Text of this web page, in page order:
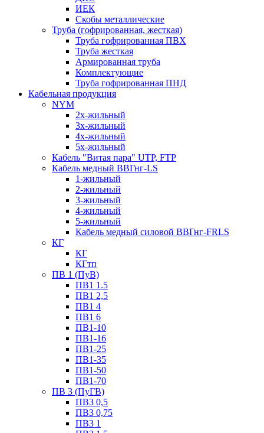
ИЕК
Скобы металлические
Труба (гофрированная, жесткая)
Труба гофрированная ПВХ
Труба жесткая
Армированная труба
Комплектующие
Труба гофрированная ПНД
Кабельная продукция
NYM
2х-жильный
3х-жильный
4х-жильный
5х-жильный
Кабель "Витая пара" UTP, FTP
Кабель медный ВВГнг-LS
1-жильный
2-жильный
3-жильный
4-жильный
5-жильный
Кабель медный силовой ВВГнг-FRLS
КГ
КГ
КГтп
ПВ 1 (ПуВ)
ПВ1 1.5
ПВ1 2,5
ПВ1 4
ПВ1 6
ПВ1-10
ПВ1-16
ПВ1-25
ПВ1-35
ПВ1-50
ПВ1-70
ПВ 3 (ПуГВ)
ПВ3 0,5
ПВ3 0,75
ПВ3 1